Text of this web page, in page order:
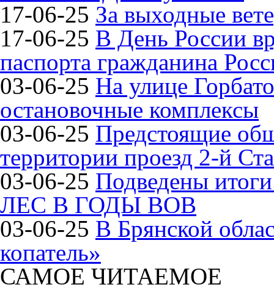
17-06-25 За выходные
17-06-25 В День России
паспорта гражданина
03-06-25 На улице
остановочные комплексы
03-06-25 Предстоящие
территории проезд 2-й
03-06-25 Подведены
ЛЕС В ГОДЫ ВОВ
03-06-25 В Брянской
копатель»
САМОЕ ЧИТАЕМОЕ